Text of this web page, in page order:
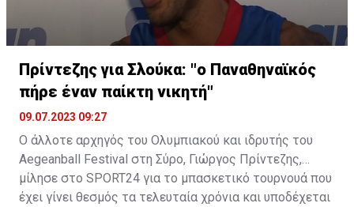
Πρίντεζης για Σλούκα: "ο Παναθηναϊκός
πήρε έναν παίκτη νικητή"
09.07.2023 09:27
Ο άλλοτε αρχηγός του Ολυμπιακού και ιδρυτής του
Aegeanball Festival στη Σύρο, Γιώργος Πρίντεζης,
μίλησε στο SPORT24 για το μπασκετικό τουρνουά που
έχει γίνει θεσμός τα τελευταία χρόνια και υποδέχεται